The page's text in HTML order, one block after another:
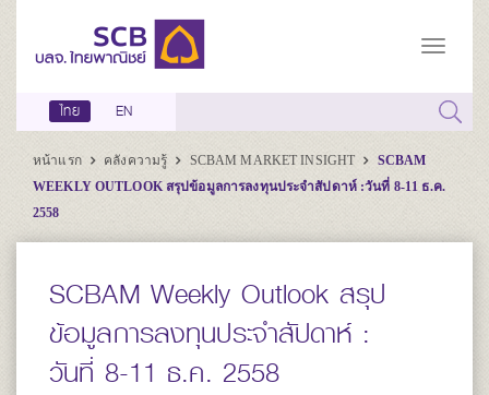
ไทย EN
หน้าแรก คลังความรู้ SCBAM MARKET INSIGHT
SCBAM
WEEKLY OUTLOOK สรุปข้อมูลการลงทุนประจำสัปดาห์ :วันที่ 8-11 ธ.ค.
2558
SCBAM Weekly Outlook สรุป
ข้อมูลการลงทุนประจำสัปดาห์ :
วันที่ 8-11 ธ.ค. 2558